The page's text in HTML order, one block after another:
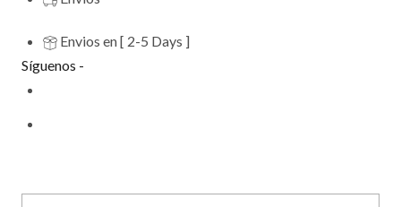
Envios en [ 2-5 Days ]
Síguenos -